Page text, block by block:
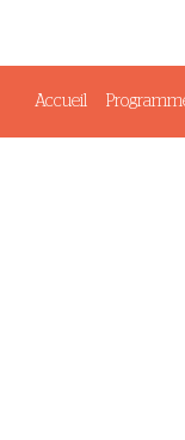
Accueil